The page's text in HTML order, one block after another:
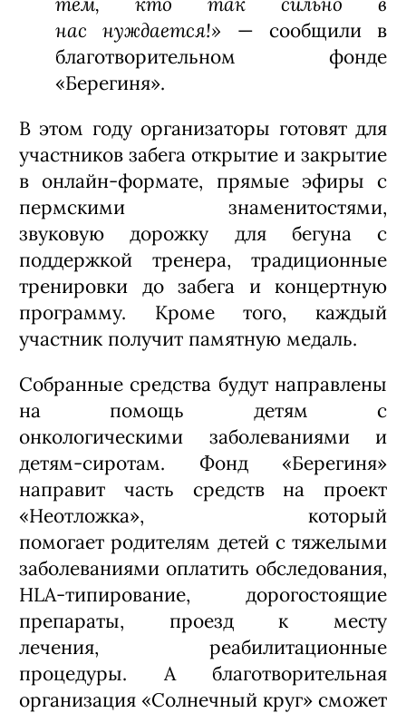
нас нуждается!» — сообщили в
благотворительном фонде
«Берегиня».
В этом году организаторы готовят для
участников забега открытие и закрытие
в онлайн-формате, прямые эфиры с
пермскими знаменитостями,
звуковую дорожку для бегуна с
поддержкой тренера, традиционные
тренировки до забега и концертную
программу. Кроме того, каждый
участник получит памятную медаль.
Собранные средства будут направлены
на помощь детям с
онкологическими заболеваниями и
детям-сиротам. Фонд «Берегиня»
направит часть средств на проект
«Неотложка», который
помогает родителям детей с тяжелыми
заболеваниями оплатить обследования,
HLA-типирование, дорогостоящие
препараты, проезд к месту
лечения, реабилитационные
процедуры. А благотворительная
организация «Солнечный круг» сможет